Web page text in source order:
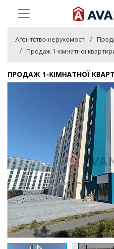
Агентство нерухомості
Продаж 1-кімнатної
ПРОДАЖ 1-КІМНАТНОЇ